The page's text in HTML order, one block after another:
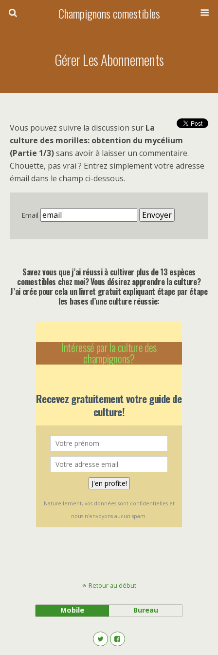
Champignons comestibles
Gérer Les Abonnements
Vous pouvez suivre la discussion sur La
culture des morilles: obtention du mycélium
(Partie 1/3)sans avoir à laisser un commentaire.
Chouette, pas vrai ? Entrez simplement votre adresse
émail dans le champ ci-dessous.
Email
Savez vous que j’ai réussi à cultiver plus de 13 espèces
comestibles chez moi? Vous désirez apprendre la culture?
J’ai crée pour cela un livret gratuit expliquant étape par étape
les bases d’une culture réussie:
Intéressé par la culture des
champignons?
Recevez gratuitement votre guide de
culture!
Naturellement, vos données sont confidentielles et
nous n'envoyons aucun spam.
Retour au début
Mobile Bureau